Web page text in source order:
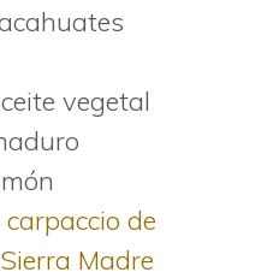
vegetal
carpaccio de
Madre